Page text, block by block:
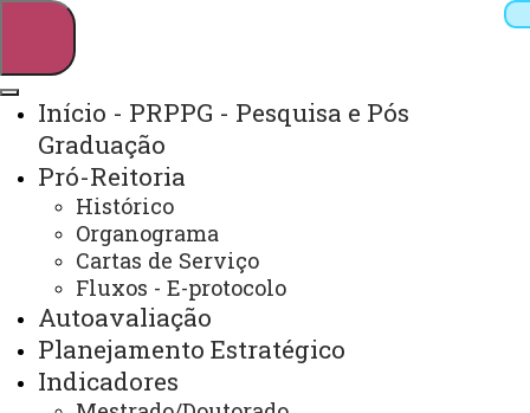
Webmail Sistemas
Arquivo Virtual
Campus
Início - PRPPG - Pesquisa e Pós
Graduação
Pró-Reitoria
Histórico
Organograma
Cartas de Serviço
Fluxos - E-protocolo
Autoavaliação
Planejamento Estratégico
Indicadores